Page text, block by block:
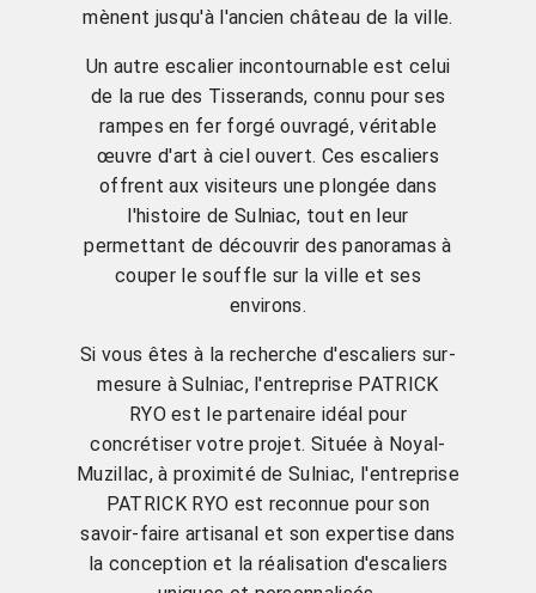
mènent jusqu'à l'ancien château de la ville.
Un autre escalier incontournable est celui
de la rue des Tisserands, connu pour ses
rampes en fer forgé ouvragé, véritable
œuvre d'art à ciel ouvert. Ces escaliers
offrent aux visiteurs une plongée dans
l'histoire de Sulniac, tout en leur
permettant de découvrir des panoramas à
couper le souffle sur la ville et ses
environs.
Si vous êtes à la recherche d'escaliers sur-
mesure à Sulniac, l'entreprise PATRICK
RYO est le partenaire idéal pour
concrétiser votre projet. Située à Noyal-
Muzillac, à proximité de Sulniac, l'entreprise
PATRICK RYO est reconnue pour son
savoir-faire artisanal et son expertise dans
la conception et la réalisation d'escaliers